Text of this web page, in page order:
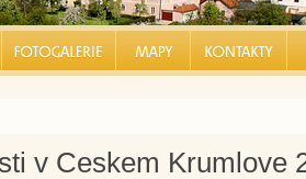
v Ceskem Krumlove
FOTOGALERIE | MAPY | KONTAKT |